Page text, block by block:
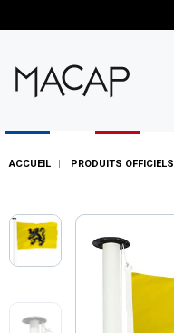
ACCUEIL PRODUITS OFFICIELS